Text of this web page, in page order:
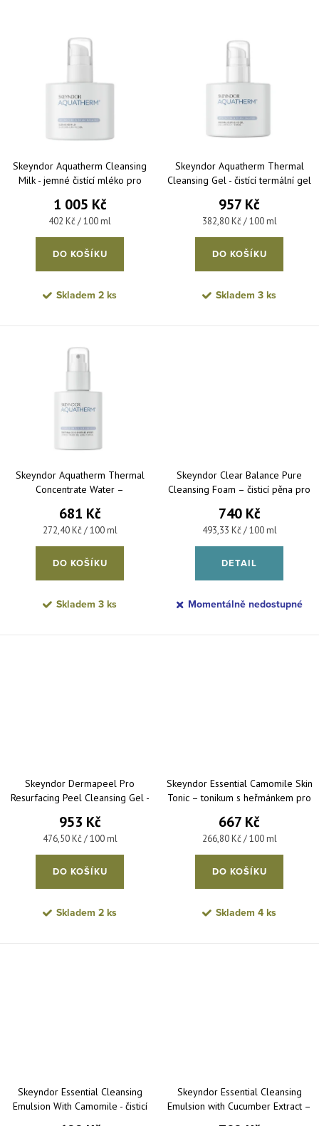
Nejprodávanější
Skeyndor Aquatherm Cleansing
Milk - jemné čistící mléko pro
1 005 Kč
Měrná cena:
402 Kč / 100 ml
DO KOŠÍKU
Skladem 2 ks
Skeyndor Aquatherm Thermal
Cleansing Gel - čistící termální gel
957 Kč
Měrná cena:
382,80 Kč / 100 ml
DO KOŠÍKU
Skladem 3 ks
Skeyndor Aquatherm Thermal
Concentrate Water –
ml
681 Kč
Měrná cena:
272,40 Kč / 100 ml
DO KOŠÍKU
Skladem 3 ks
Skeyndor Clear Balance Pure
Cleansing Foam – čisticí pěna pro
740 Kč
Měrná cena:
493,33 Kč / 100 ml
DETAIL
Momentálně nedostupné
Skeyndor Dermapeel Pro
Resurfacing Peel Cleansing Gel -
normální a smíšenou pleť 200 ml
953 Kč
Měrná cena:
476,50 Kč / 100 ml
DO KOŠÍKU
Skladem 2 ks
Skeyndor Essential Camomile Skin
Tonic – tonikum s heřmánkem pro
667 Kč
Měrná cena:
266,80 Kč / 100 ml
DO KOŠÍKU
Skladem 4 ks
Skeyndor Essential Cleansing
Emulsion With Camomile - čisticí
Skeyndor Essential Cleansing
Emulsion with Cucumber Extract –